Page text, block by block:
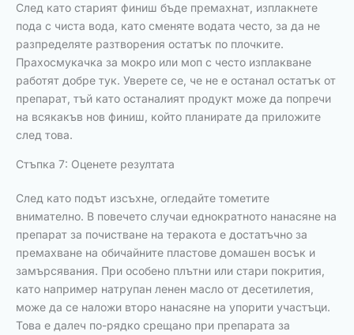
След като старият финиш бъде премахнат, изплакнете
пода с чиста вода, като сменяте водата често, за да не
разпределяте разтворения остатък по плочките.
Прахосмукачка за мокро или моп с често изплакване
работят добре тук. Уверете се, че не е останал остатък от
препарат, тъй като останалият продукт може да попречи
на всякакъв нов финиш, който планирате да приложите
след това.
Стъпка 7: Оценете резултата
След като подът изсъхне, огледайте тометите
внимателно. В повечето случаи еднократното нанасяне на
препарат за почистване на теракота е достатъчно за
премахване на обичайните пластове домашен восък и
замърсявания. При особено плътни или стари покрития,
като например натрупан ленен масло от десетилетия,
може да се наложи второ нанасяне на упорити участъци.
Това е далеч по-рядко срещано при препарата за